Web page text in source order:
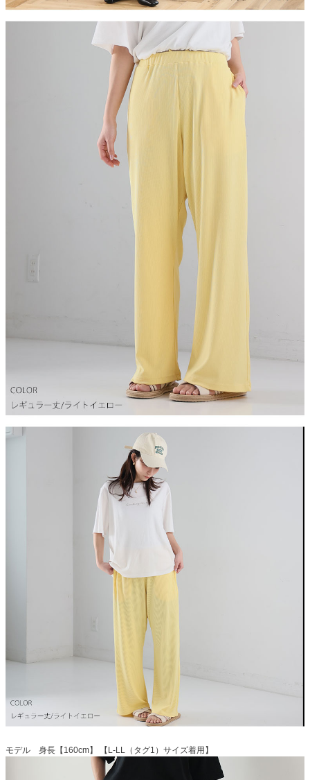
モデル 身長【160cm】 【L-LL（タグ1）サイズ着用】